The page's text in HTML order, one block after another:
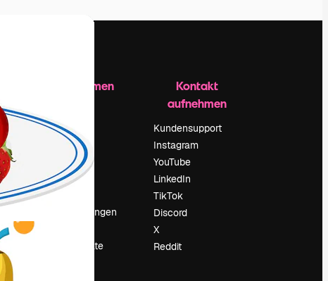
Unternehmen
Über uns
Reviews
Karriere
Suchtrends
Blog
Veranstaltungen
Deine Inhalte
Kontakt
aufnehmen
Kundensupport
Instagram
YouTube
LinkedIn
TikTok
Discord
X
Reddit